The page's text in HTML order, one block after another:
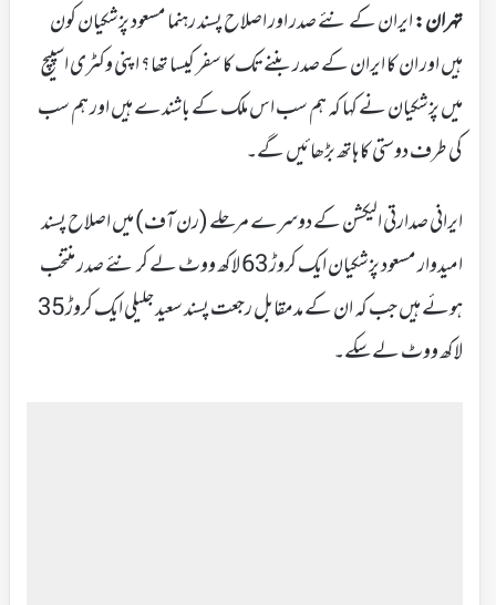
تہران:ایران کے نئے صدر اور اصلاح پسند رہنما مسعود پزشکیان کون
ہیں اور ان کا ایران کے صدر بننے تک کا سفر کیسا تھا؟ اپنی وکٹری اسپیچ
میں پزشکیان نے کہا کہ ہم سب اس ملک کے باشندے ہیں اور ہم سب
کی طرف دوستی کا ہاتھ بڑھائیں گے۔
ایرانی صدارتی الیکشن کے دوسرے مرحلے (رن آف) میں اصلاح پسند
امیدوار مسعود پزشکیان ایک کروڑ 63 لاکھ ووٹ لے کر نئے صدر منتخب
ہوئے ہیں جب کہ ان کے مدمقابل رجعت پسند سعید جلیلی ایک کروڑ 35
لاکھ ووٹ لے سکے۔